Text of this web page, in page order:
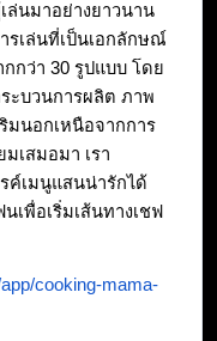
ล่นมาอย่างยาวนาน
เล่นที่เป็นเอกลักษณ์
กว่า 30 รูปแบบ โดย
ะบวนการผลิต ภาพ
มนอกเหนือจากการ
เสมอมา เรา
ค์เมนูแสนน่ารักได้
พื่อเริ่มเส้นทางเชฟ
cooking-mama-